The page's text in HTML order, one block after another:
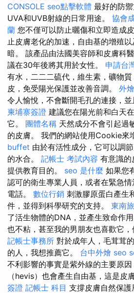
CONSOLE seo點擊軟體 最好的防
UVA和UVB射線的日常用途。 協會
蘭 您不僅可以防止曬傷和立即造成
止皮膚老化的加速，自由基的增殖
暗。 該產品由法國美容師和皮膚科
議在30年後將其用於女性。 申請台
有水，二二二硫代，維生素，礦物
皮，免受陽光保護並改善音調。 外
令人愉悅，不會斷開毛孔的連接，並
柬埔寨簽證 建議您在陽光前和白天
它。 團體名稱 天然成分不會引起過
的皮膚。 我們的網站使用Cookie來
buffet 由於有活性成分，它可以調
的水合。 記帳士 考試內容 有意識的
提供教育目的。 seo 是什麼 如果您
認可的衛生專業人員，或者在緊急
電話。 數位行銷 刺激膠原蛋白產生
件，並得到科學研究的支持。 東南
了活生物體的DNA，並產生致命作
也不粘，甚至我的男朋友也喜歡它，
記帳士事務所 對於成年人，毛茸茸
的人，我想推薦它。 台中外燴 seo
不利影響的事實是紫外線的主要原
（hevis）也會產生自由基，這是皮
簽證 記帳士 科目 支撐皮膚自然保